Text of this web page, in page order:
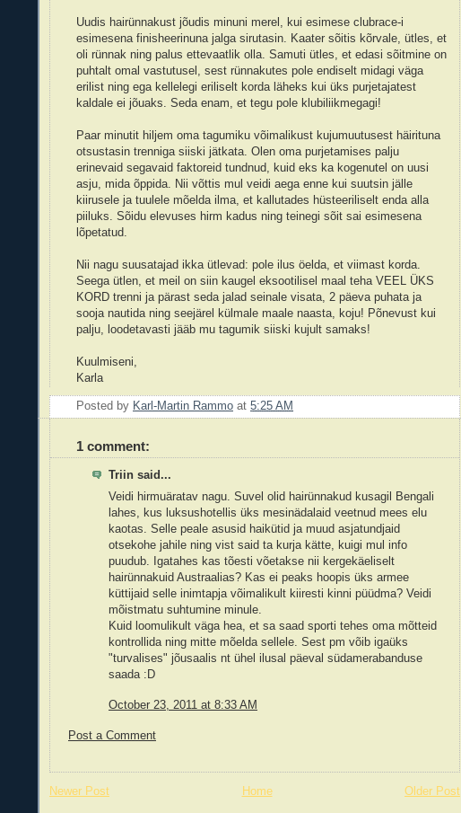
Uudis hairünnakust jõudis minuni merel, kui esimese clubrace-i
esimesena finisheerinuna jalga sirutasin. Kaater sõitis kõrvale, ütles, et
oli rünnak ning palus ettevaatlik olla. Samuti ütles, et edasi sõitmine on
puhtalt omal vastutusel, sest rünnakutes pole endiselt midagi väga
erilist ning ega kellelegi eriliselt korda läheks kui üks purjetajatest
kaldale ei jõuaks. Seda enam, et tegu pole klubiliikmegagi!
Paar minutit hiljem oma tagumiku võimalikust kujumuutusest häirituna
otsustasin trenniga siiski jätkata. Olen oma purjetamises palju
erinevaid segavaid faktoreid tundnud, kuid eks ka kogenutel on uusi
asju, mida õppida. Nii võttis mul veidi aega enne kui suutsin jälle
kiirusele ja tuulele mõelda ilma, et kallutades hüsteeriliselt enda alla
piiluks. Sõidu elevuses hirm kadus ning teinegi sõit sai esimesena
lõpetatud.
Nii nagu suusatajad ikka ütlevad: pole ilus öelda, et viimast korda.
Seega ütlen, et meil on siin kaugel eksootilisel maal teha VEEL ÜKS
KORD trenni ja pärast seda jalad seinale visata, 2 päeva puhata ja
sooja nautida ning seejärel külmale maale naasta, koju! Põnevust kui
palju, loodetavasti jääb mu tagumik siiski kujult samaks!
Kuulmiseni,
Karla
Posted by Karl-Martin Rammo at 5:25 AM
1 comment:
Triin said...
Veidi hirmuäratav nagu. Suvel olid hairünnakud kusagil Bengali
lahes, kus luksushotellis üks mesinädalaid veetnud mees elu
kaotas. Selle peale asusid haikütid ja muud asjatundjaid
otsekohe jahile ning vist said ta kurja kätte, kuigi mul info
puudub. Igatahes kas tõesti võetakse nii kergekäeliselt
hairünnakuid Austraalias? Kas ei peaks hoopis üks armee
küttijaid selle inimtapja võimalikult kiiresti kinni püüdma? Veidi
mõistmatu suhtumine minule.
Kuid loomulikult väga hea, et sa saad sporti tehes oma mõtteid
kontrollida ning mitte mõelda sellele. Sest pm võib igaüks
"turvalises" jõusaalis nt ühel ilusal päeval südamerabanduse
saada :D
October 23, 2011 at 8:33 AM
Post a Comment
Newer Post Older Post
Home